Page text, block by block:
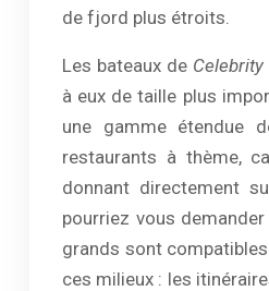
de fjord plus étroits.
Les bateaux de
à eux de taille plus
une gamme étendue
restaurants à thème,
donnant directement
pourriez vous
grands sont
ces milieux : les